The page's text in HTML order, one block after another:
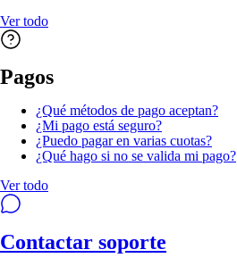
Ver todo
Pagos
¿Qué métodos de pago aceptan?
¿Mi pago está seguro?
¿Puedo pagar en varias cuotas?
¿Qué hago si no se valida mi pago?
Ver todo
Contactar soporte